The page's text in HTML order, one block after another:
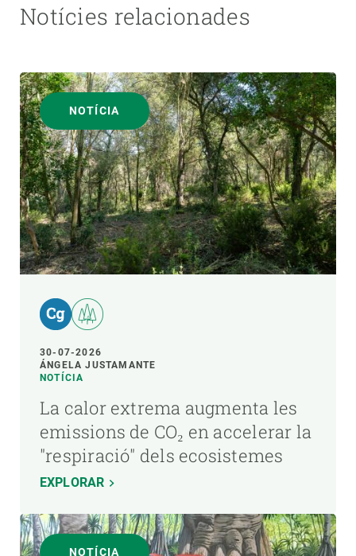
Notícies relacionades
NOTÍCIA
30-07-2026
ÁNGELA JUSTAMANTE
NOTÍCIA
La calor extrema augmenta les
emissions de CO₂ en accelerar la
"respiració" dels ecosistemes
EXPLORAR
NOTÍCIA